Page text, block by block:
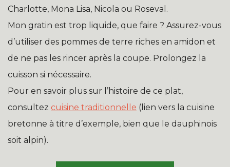
Charlotte, Mona Lisa, Nicola ou Roseval.
Mon gratin est trop liquide, que faire ? Assurez-vous
d’utiliser des pommes de terre riches en amidon et
de ne pas les rincer après la coupe. Prolongez la
cuisson si nécessaire.
Pour en savoir plus sur l’histoire de ce plat,
consultez cuisine traditionnelle (lien vers la cuisine
bretonne à titre d’exemple, bien que le dauphinois
soit alpin).